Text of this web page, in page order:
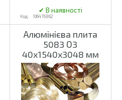
106476862
Алюмінієва плита
5083 О3
40х1540х3048 мм